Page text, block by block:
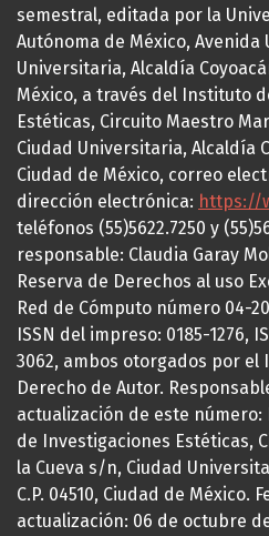
semestral, editada por la
Autónoma de México, Avenida
Universitaria, Alcaldía
México, a través del Instituto
Estéticas, Circuito Maestro
Ciudad Universitaria, Alcaldía
Ciudad de México, correo
dirección electrónica: https://
teléfonos (55)5622.7250 y
responsable: Claudia Garay
Reserva de Derechos al uso
Red de Cómputo número 04-
ISSN del impreso: 0185-1276,
3062, ambos otorgados por
Derecho de Autor.
actualización de este
de Investigaciones Estéticas,
la Cueva s/n, Ciudad
C.P. 04510, Ciudad de México.
actualización: 06 de octubre